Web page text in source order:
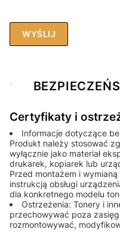
WYŚLIJ
Certyfikaty i
Informacje dotyczące
Produkt należy stosować
wyłącznie jako materiał
drukarek, kopiarek lub
Przed montażem i
instrukcją obsługi
dla konkretnego modelu
Ostrzeżenia: Tonery i
przechowywać poza
rozmontowywać,